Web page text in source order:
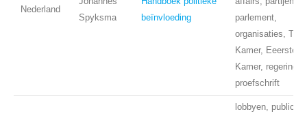
Nederland
Spyksma
beïnvloeding
parlement,
organisaties,
Kamer, Eeerste
Kamer, regering,
proefschrift
lobbyen, public